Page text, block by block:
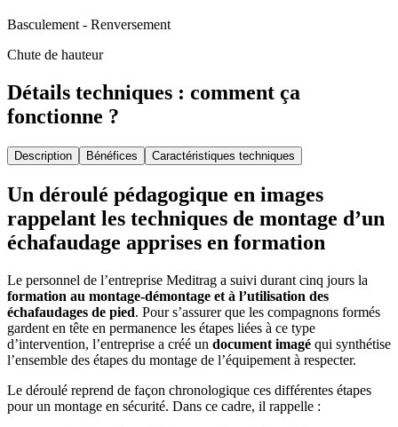
Basculement - Renversement
Chute de hauteur
Détails techniques : comment ça
fonctionne ?
Description Bénéfices Caractéristiques techniques
Un déroulé pédagogique en images
rappelant les techniques de montage d’un
échafaudage apprises en formation
Le personnel de l’entreprise Meditrag a suivi durant cinq jours la
formation au montage-démontage et à l’utilisation des
échafaudages de pied. Pour s’assurer que les compagnons formés
gardent en tête en permanence les étapes liées à ce type
d’intervention, l’entreprise a créé un document imagé qui synthétise
l’ensemble des étapes du montage de l’équipement à respecter.
Le déroulé reprend de façon chronologique ces différentes étapes
pour un montage en sécurité. Dans ce cadre, il rappelle :